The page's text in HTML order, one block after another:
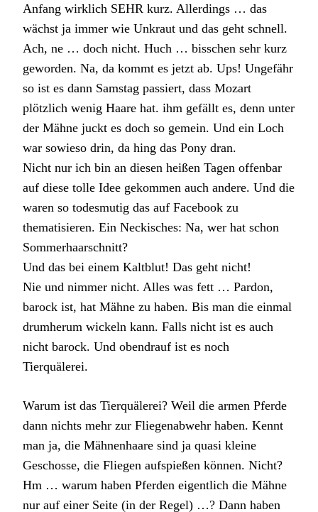
Anfang wirklich SEHR kurz. Allerdings … das
wächst ja immer wie Unkraut und das geht schnell.
Ach, ne … doch nicht. Huch … bisschen sehr kurz
geworden. Na, da kommt es jetzt ab. Ups! Ungefähr
so ist es dann Samstag passiert, dass Mozart
plötzlich wenig Haare hat. ihm gefällt es, denn unter
der Mähne juckt es doch so gemein. Und ein Loch
war sowieso drin, da hing das Pony dran.
Nicht nur ich bin an diesen heißen Tagen offenbar
auf diese tolle Idee gekommen auch andere. Und die
waren so todesmutig das auf Facebook zu
thematisieren. Ein Neckisches: Na, wer hat schon
Sommerhaarschnitt?
Und das bei einem Kaltblut! Das geht nicht!
Nie und nimmer nicht. Alles was fett … Pardon,
barock ist, hat Mähne zu haben. Bis man die einmal
drumherum wickeln kann. Falls nicht ist es auch
nicht barock. Und obendrauf ist es noch
Tierquälerei.
Warum ist das Tierquälerei? Weil die armen Pferde
dann nichts mehr zur Fliegenabwehr haben. Kennt
man ja, die Mähnenhaare sind ja quasi kleine
Geschosse, die Fliegen aufspießen können. Nicht?
Hm … warum haben Pferden eigentlich die Mähne
nur auf einer Seite (in der Regel) …? Dann haben